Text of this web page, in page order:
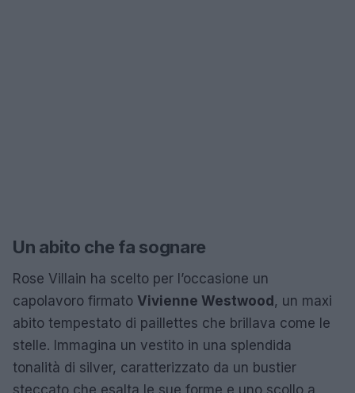
Un abito che fa sognare
Rose Villain ha scelto per l’occasione un
capolavoro firmato Vivienne Westwood, un maxi
abito tempestato di paillettes che brillava come le
stelle. Immagina un vestito in una splendida
tonalità di silver, caratterizzato da un bustier
steccato che esalta le sue forme e uno scollo a